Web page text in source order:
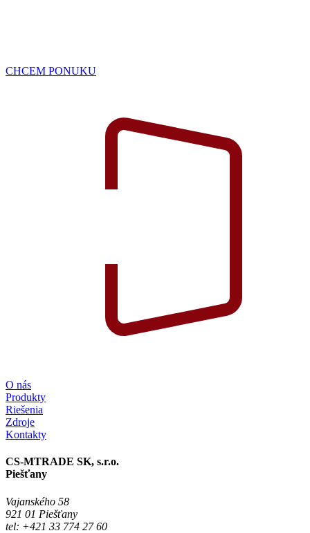
CHCEM PONUKU
O nás
Produkty
Riešenia
Zdroje
Kontakty
CS-MTRADE SK, s.r.o.
Piešťany
Vajanského 58
921 01 Piešťany
tel: +421 33 774 27 60